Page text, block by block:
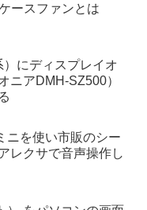
ースファンとは
にディスプレイオ
ニアDMH-SZ500）
ニを使い市販のシー
レクサで音声操作し